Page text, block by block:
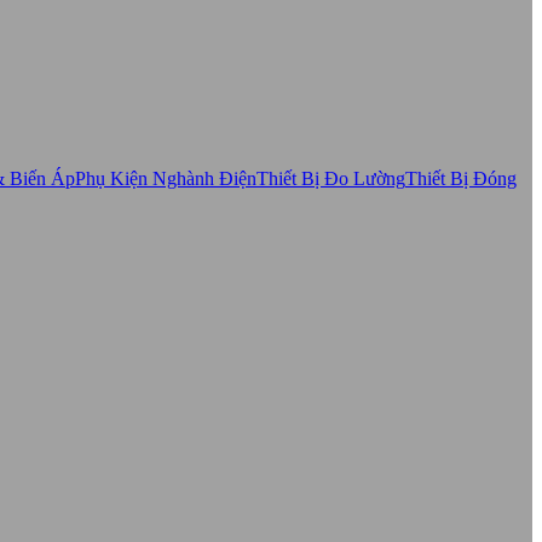
Biến ÁpPhụ Kiện Nghành ĐiệnThiết Bị Đo LườngThiết Bị Đóng